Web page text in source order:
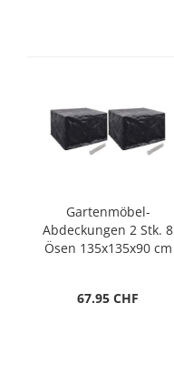
Gartenmöbel-
Abdeckungen 2 Stk. 8
Ösen 135x135x90 cm
67.95 CHF